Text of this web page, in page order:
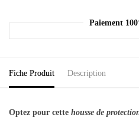
Paiement
Fiche Produit Description
Optez pour cette housse de